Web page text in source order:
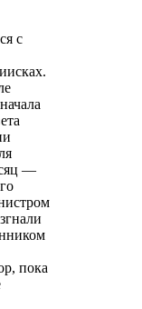
с
—
пока